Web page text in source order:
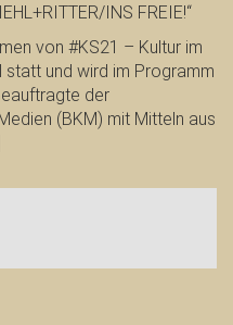
INS FREIE!“
von #KS21 – Kultur im
und wird im Programm
der
(BKM) mit Mitteln aus